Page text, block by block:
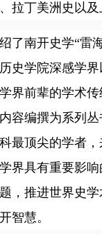
拉丁美洲史以
南开史学“雷海
史学院深感学
界前辈的学术
容编撰为系列
最顶尖的学者
界具有重要影
，推进世界史
智慧。